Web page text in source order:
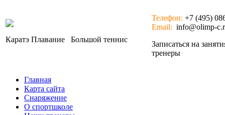
Каратэ Плавание Большой теннис
Телефон: +7 (495)
Email: info@olimp-
Записаться на
тренеры
Главная
Карта сайта
Снаряжение
О спортшколе